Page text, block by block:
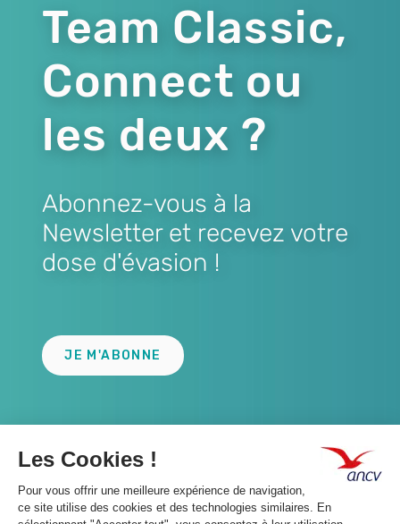
Team Classic,
Connect ou
les deux ?
Abonnez-vous à la
Newsletter et recevez votre
dose d'évasion !
JE M'ABONNE